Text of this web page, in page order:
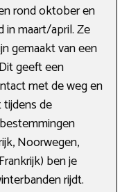
rond oktober en
in maart/april. Ze
gemaakt van een
geeft een
met de weg en
de
Noorwegen,
ben je
rijdt.